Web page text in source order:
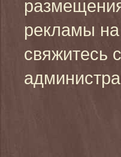
рекламы на
свяжитесь с